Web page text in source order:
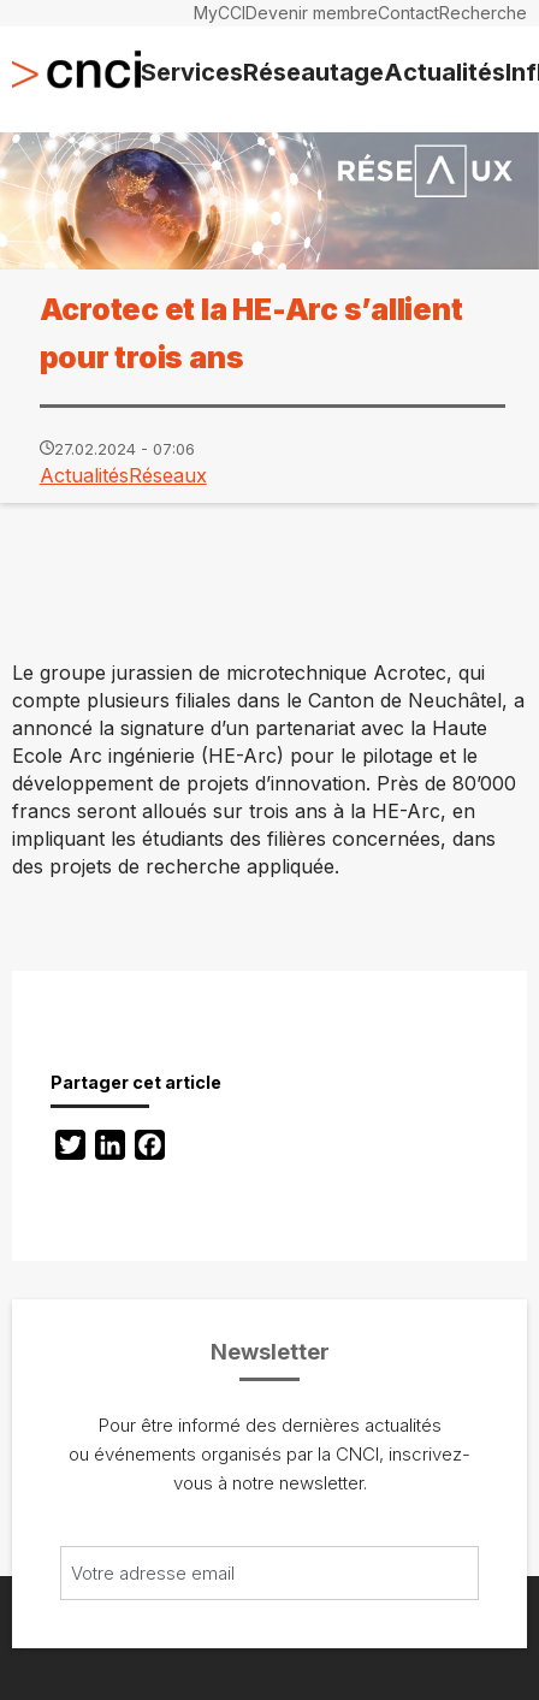
MyCCIDevenir membreContactRecherche
ServicesRéseautageActualités
Acrotec et la HE-Arc s’allient
pour trois ans
27.02.2024 - 07:06
ActualitésRéseaux
Le groupe jurassien de microtechnique Acrotec, qui
compte plusieurs filiales dans le Canton de Neuchâtel, a
annoncé la signature d’un partenariat avec la Haute
Ecole Arc ingénierie (HE-Arc) pour le pilotage et le
développement de projets d’innovation. Près de 80’000
francs seront alloués sur trois ans à la HE-Arc, en
impliquant les étudiants des filières concernées, dans
des projets de recherche appliquée.
Partager cet article
TwitterLinkedIn
Newsletter
Pour être informé des dernières actualités
ou événements organisés par la CNCI, inscrivez-
vous à notre newsletter.